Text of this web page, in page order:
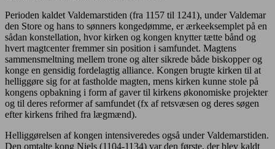
Perioden kaldet Valdemarstiden (fra 1157 til 1241), under Valdemar
den Store og hans to sønners kongedømme, er ærkeeksemplet på en
sådan konstellation, hvor kirken og kongen knytter tætte bånd og
hvert magtcenter fremmer sin position i samfundet. Magtens
sammensmeltning mellem trone og alter sikrede både biskopper og
konge en gensidig fordelagtig alliance. Kongen brugte kirken til at
helliggøre sig for at fastholde magten, mens kirken kunne stole på
kongens opbakning i form af gaver til kirkens økonomiske projekter
og til deres reformer af samfundet (fx af retsvæsen og deres søgen
efter kirkens frihed fra lægmænd).
Helliggørelsen af kongen intensiveredes også under Valdemarstiden.
Den omtalte kong Niels (1104-1134) var den første, der blev kaldt